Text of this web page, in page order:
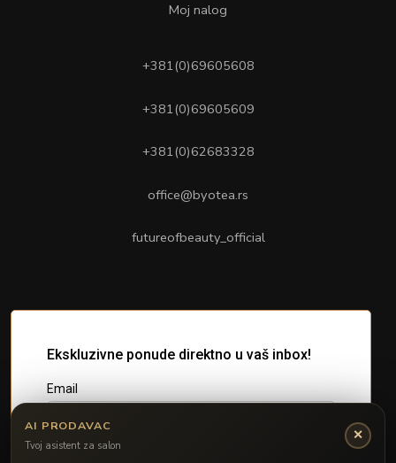
Moj nalog
+381(0)69605608
+381(0)69605609
+381(0)62683328
office@byotea.rs
futureofbeauty_official
AI PRODAVAC
Tvoj asistent za salon
✕